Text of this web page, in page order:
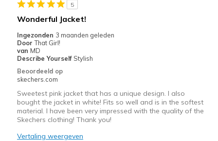
5
Wonderful Jacket!
Ingezonden 3 maanden geleden
Door That Girl!
van MD
Describe Yourself Stylish
Beoordeeld op
skechers.com
Sweetest pink jacket that has a unique design. I also
bought the jacket in white! Fits so well and is in the softest
material. I have been very impressed with the quality of the
Skechers clothing! Thank you!
Vertaling weergeven